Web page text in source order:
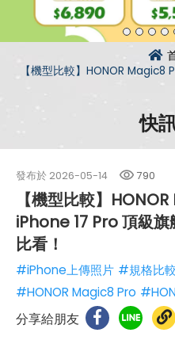
【機型比較】HONOR
快
發布於 2026-05-14 790
【機型比較】
iPhone 17 Pro 頂級
比看！
#iPhone上傳照片 #規格比較
#HONOR Magic8 Pro
分享給朋友